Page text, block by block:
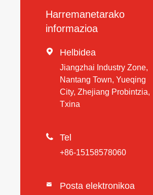
Harremanetarako
informazioa
 Helbidea
Jiangzhai Industry Zone,
Nantang Town, Yueqing
City, Zhejiang Probintzia,
Txina
 Tel
+86-15158578060
 Posta elektronikoa